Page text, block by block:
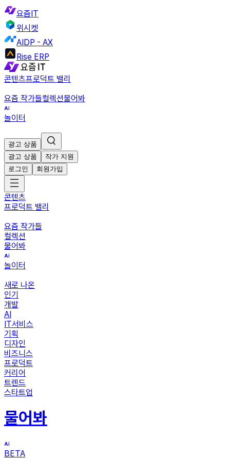
요즘IT
위시켓
AIDP - AX
Rise ERP
콘텐츠프로덕트 밸리
요즘 작가들컬렉션물어봐
놀이터
광고 상품
광고 상품
작가 지원
로그인
회원가입
콘텐츠
프로덕트 밸리
요즘 작가들
컬렉션
물어봐
놀이터
새로 나온
인기
개발
AI
IT서비스
기획
디자인
비즈니스
프로덕트
커리어
트렌드
스타트업
물어봐
BETA